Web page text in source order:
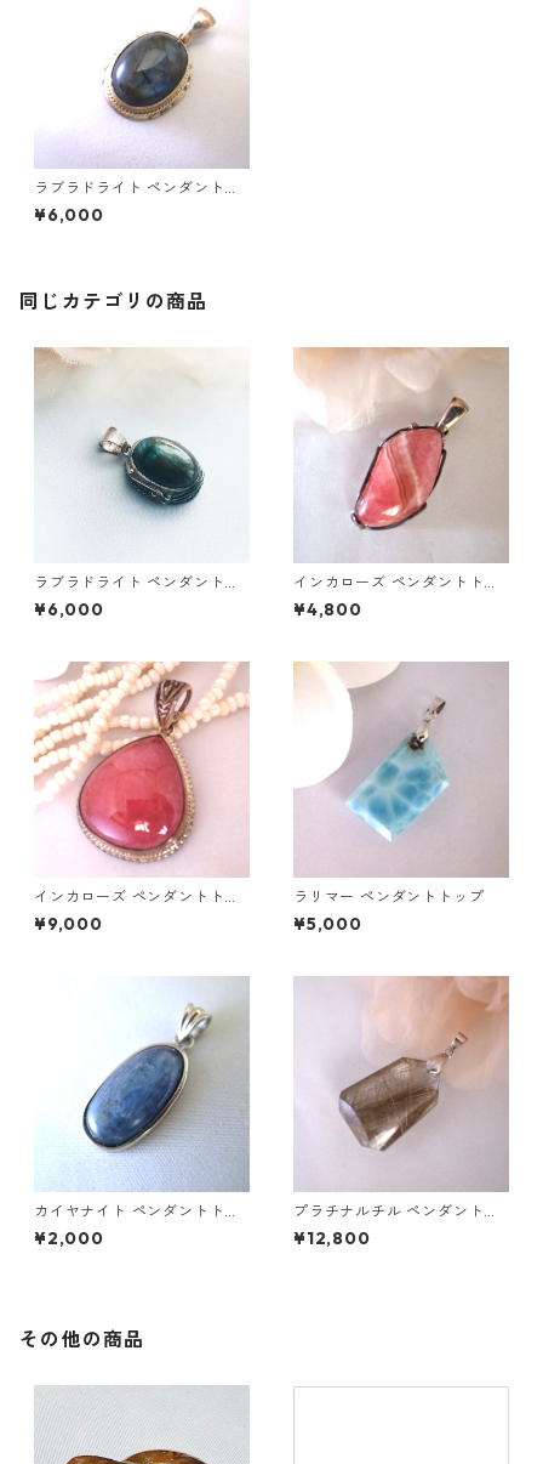
ラブラドライト ペンダントト
ップ
¥6,000
同じカテゴリの商品
ラブラドライト ペンダントト
ップ
¥6,000
インカローズ ペンダントトッ
プ
¥4,800
インカローズ ペンダントトッ
プ
¥9,000
ラリマー ペンダントトップ
¥5,000
カイヤナイト ペンダントトッ
プ
¥2,000
プラチナルチル ペンダントト
ップ
¥12,800
その他の商品